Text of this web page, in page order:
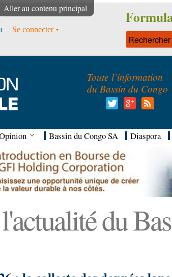
Aller au contenu principal
Se connecter
Toute l’information
du Bassin du Congo
Bassin du Congo SA Diaspora
du